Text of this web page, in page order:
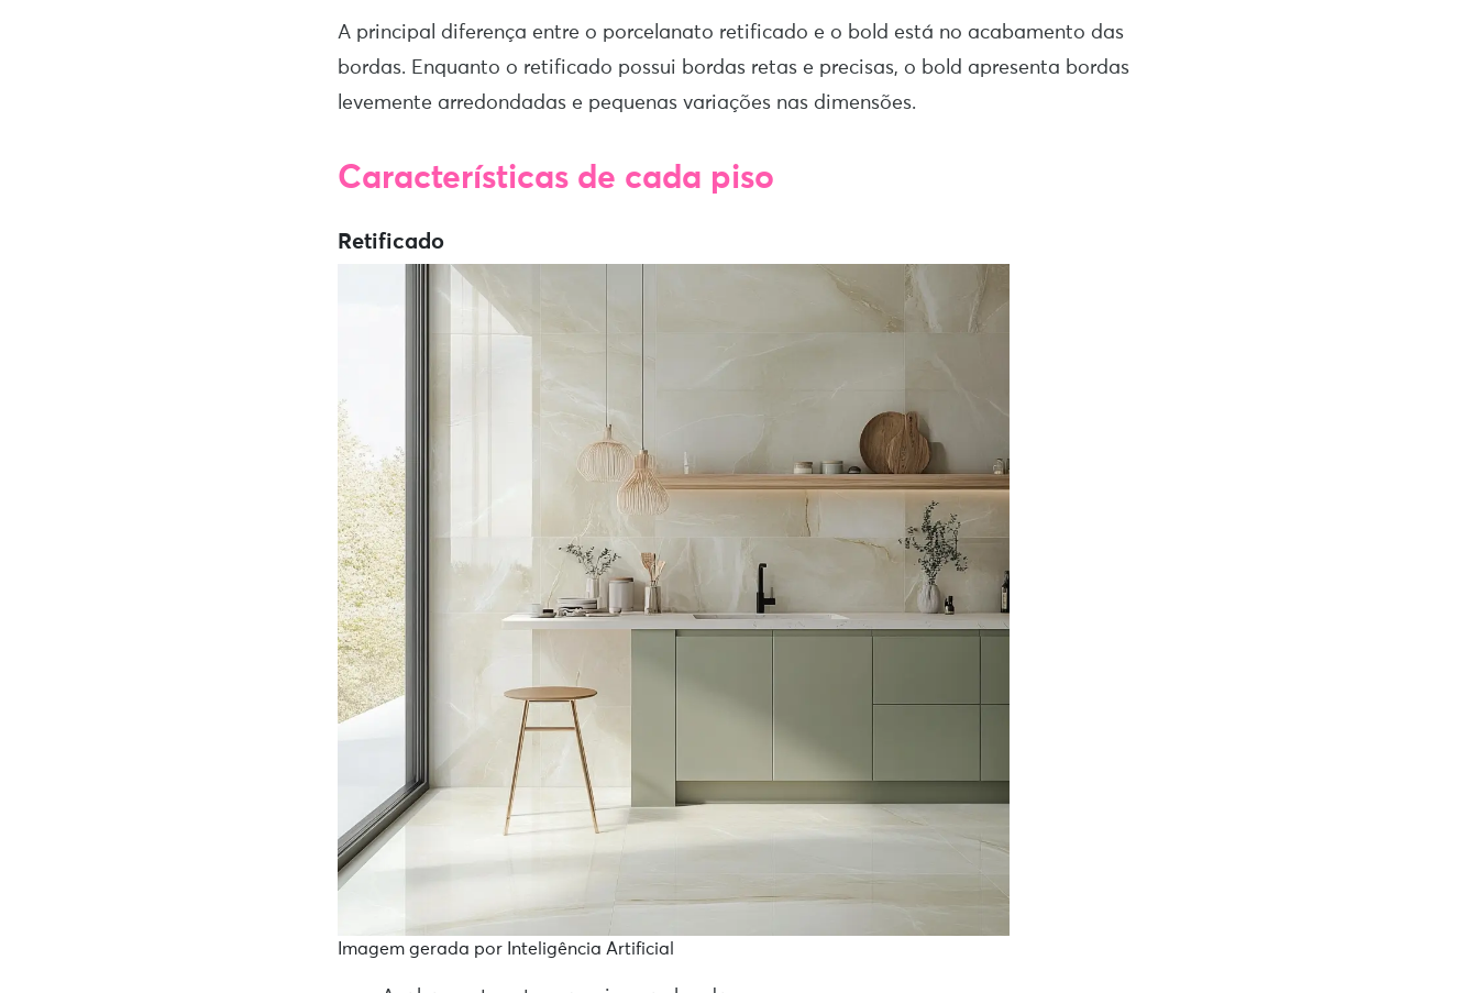
A principal diferença entre o porcelanato retificado e o bold está no acabamento das
bordas. Enquanto o retificado possui bordas retas e precisas, o bold apresenta bordas
levemente arredondadas e pequenas variações nas dimensões.
Características de cada piso
Retificado
Imagem gerada por Inteligência Artificial